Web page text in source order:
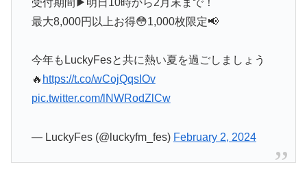
受付期間▶明日10時から2月末まで！
最大8,000円以上お得😳1,000枚限定📢
今年もLuckyFesと共に熱い夏を過ごしましょう
🔥 https://t.co/wCojQqsIOv
pic.twitter.com/lNWRodZlCw
— LuckyFes (@luckyfm_fes) February 2, 2024